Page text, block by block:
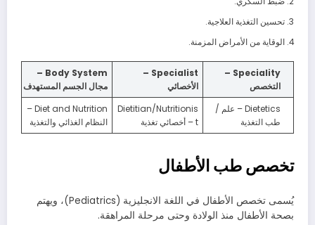
تحسين التغذية العلاجية.
الوقاية من الأمراض المزمنة.
Speciality –
التخصص
Specialist –
الأخصائي
Body System –
مجال الجسم المستهدف
Dietetics – علم /
طب التغذية
Dietitian/Nutritionis
t – أخصائي تغذية
Diet and Nutrition –
النظام الغذائي والتغذية
تخصص طب الأطفال
يُسمى تخصص الأطفال في اللغة الانجليزية (Pediatrics)، ويهتم
بصحة الأطفال منذ الولادة وحتى مرحلة المراهقة.